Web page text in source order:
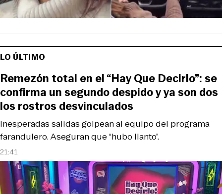
LO ÚLTIMO
21:41
Inesperadas salidas golpean al equipo del programa
farandulero. Aseguran que “hubo llanto”.
Remezón total en el “Hay Que Decirlo”: se
confirma un segundo despido y ya son dos
los rostros desvinculados